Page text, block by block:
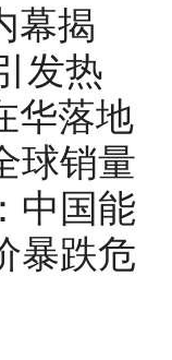
幕揭
发热
华落地
球销量
中国能
暴跌危